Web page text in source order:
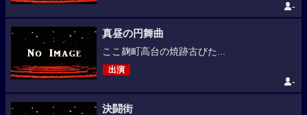
-
真昼の円舞曲
ここ麹町高台の焼跡古びた...
出演
-
決闘街